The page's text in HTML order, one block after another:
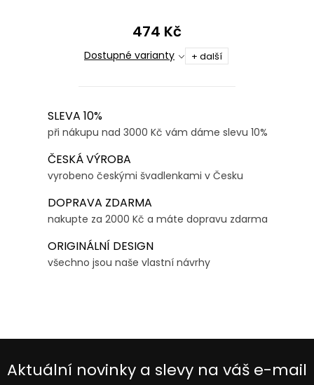
474 Kč
Dostupné varianty + další
y
ý
SLEVA 10%
při nákupu nad 3000 Kč vám dáme slevu 10%
ČESKÁ VÝROBA
vyrobeno českými švadlenkami v Česku
DOPRAVA ZDARMA
nakupte za 2000 Kč a máte dopravu zdarma
ORIGINÁLNÍ DESIGN
všechno jsou naše vlastní návrhy
Aktuální novinky a slevy na váš e-mail